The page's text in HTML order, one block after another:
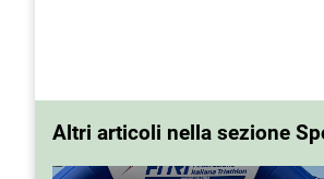
Altri articoli nella sezione